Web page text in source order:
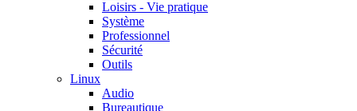
Loisirs - Vie pratique
Système
Professionnel
Sécurité
Outils
Linux
Audio
Bureautique